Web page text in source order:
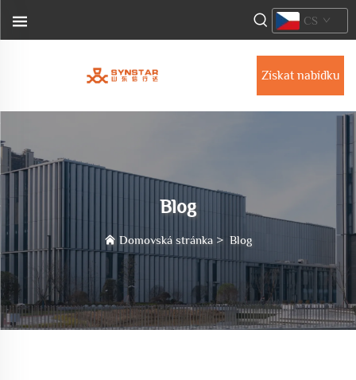
Získat nabídku
CS
Blog
Domovská stránka > Blog